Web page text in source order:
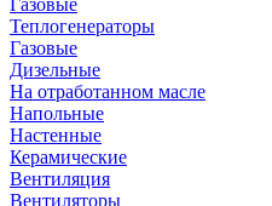
Газовые
Теплогенераторы
Газовые
Дизельные
На отработанном масле
Напольные
Настенные
Керамические
Вентиляция
Вентиляторы